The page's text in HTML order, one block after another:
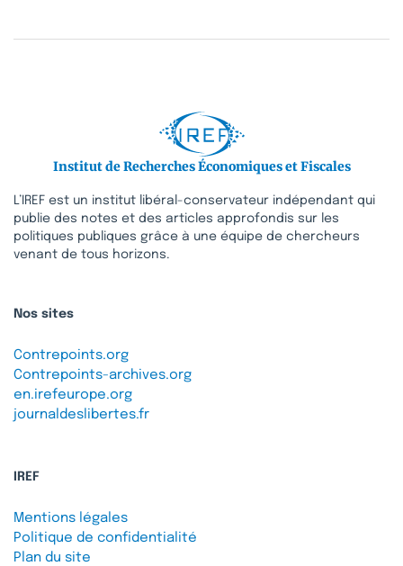
Institut de Recherches Économiques et Fiscales
L’IREF est un institut libéral-conservateur indépendant qui
publie des notes et des articles approfondis sur les
politiques publiques grâce à une équipe de chercheurs
venant de tous horizons.
Nos sites
Contrepoints.org
Contrepoints-archives.org
en.irefeurope.org
journaldeslibertes.fr
IREF
Mentions légales
Politique de confidentialité
Plan du site